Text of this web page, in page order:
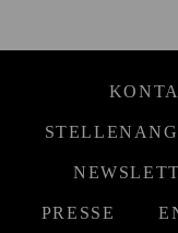
PRESSE